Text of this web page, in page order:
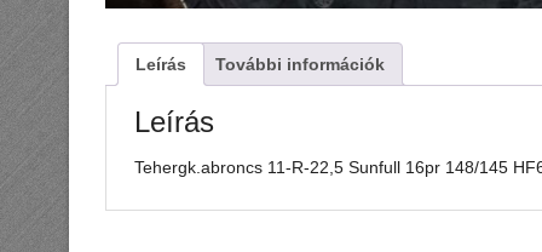
Leírás További információk
Leírás
Tehergk.abroncs 11-R-22,5 Sunfull 16pr 148/145